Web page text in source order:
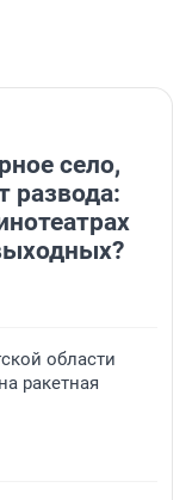
село,
развода:
области
ракетная